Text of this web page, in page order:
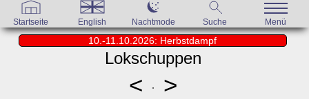
Startseite English Nachtmode Suche Menü
10.-11.10.2026: Herbstdampf
Lokschuppen
< >